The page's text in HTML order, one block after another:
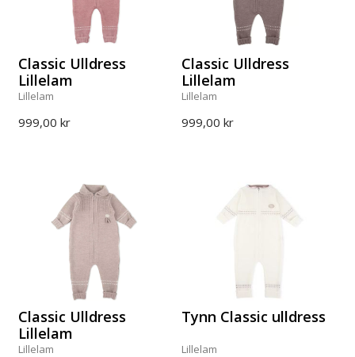
Classic Ulldress
Lillelam
Lillelam
999,00 kr
Classic Ulldress
Lillelam
Lillelam
999,00 kr
Classic Ulldress
Lillelam
Lillelam
Tynn Classic ulldress
Lillelam